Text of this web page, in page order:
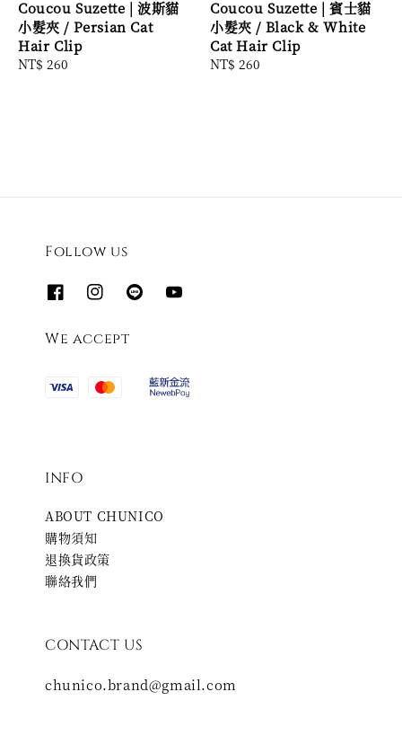
Coucou Suzette | 波斯貓
小髮夾 / Persian Cat
Hair Clip
Regular
NT$ 260
Coucou Suzette | 賓士貓
小髮夾 / Black & White
Cat Hair Clip
Regular
NT$ 260
Follow us
We accept
INFO
ABOUT CHUNICO
購物須知
退換貨政策
聯絡我們
CONTACT US
chunico.brand@gmail.com